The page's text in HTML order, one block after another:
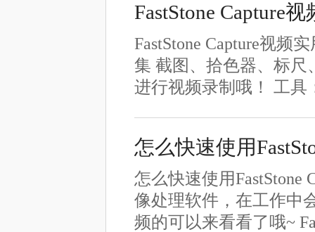
FastStone Capture
FastStone Capture视频
集 截图、拾色器、标
进行视频录制哦！ 工
怎么快速使用
怎么快速使用FastStone
像处理软件，在工作中
频的可以来看看了哦~